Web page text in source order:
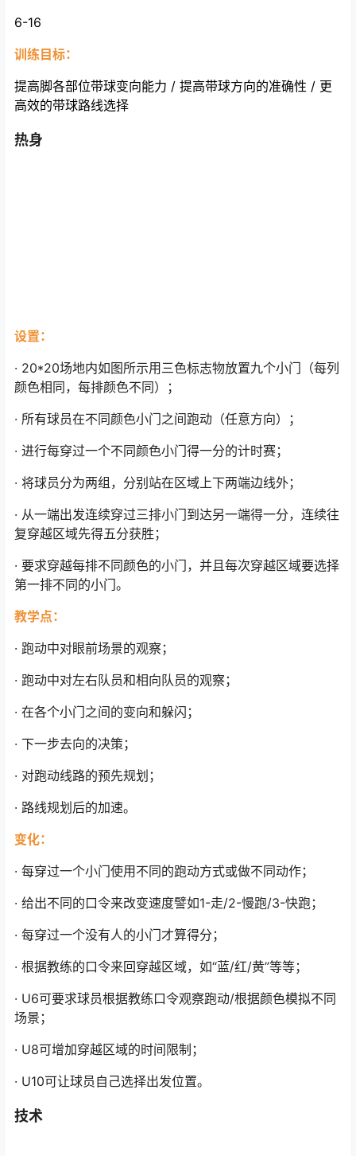
6-16
训练目标：
提高脚各部位带球变向能力 / 提高带球方向的准确性 / 更
高效的带球路线选择
热身
设置：
· 20*20场地内如图所示用三色标志物放置九个小门（每列
颜色相同，每排颜色不同）；
· 所有球员在不同颜色小门之间跑动（任意方向）；
· 进行每穿过一个不同颜色小门得一分的计时赛；
· 将球员分为两组，分别站在区域上下两端边线外；
· 从一端出发连续穿过三排小门到达另一端得一分，连续往
复穿越区域先得五分获胜；
· 要求穿越每排不同颜色的小门，并且每次穿越区域要选择
第一排不同的小门。
教学点：
· 跑动中对眼前场景的观察；
· 跑动中对左右队员和相向队员的观察；
· 在各个小门之间的变向和躲闪；
· 下一步去向的决策；
· 对跑动线路的预先规划；
· 路线规划后的加速。
变化：
· 每穿过一个小门使用不同的跑动方式或做不同动作；
· 给出不同的口令来改变速度譬如1-走/2-慢跑/3-快跑；
· 每穿过一个没有人的小门才算得分；
· 根据教练的口令来回穿越区域，如“蓝/红/黄”等等；
· U6可要求球员根据教练口令观察跑动/根据颜色模拟不同
场景；
· U8可增加穿越区域的时间限制；
· U10可让球员自己选择出发位置。
技术